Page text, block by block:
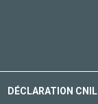
DÉCLARATION CNIL